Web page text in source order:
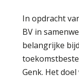
In opdracht
BV in
belangrijke
Genk. Het